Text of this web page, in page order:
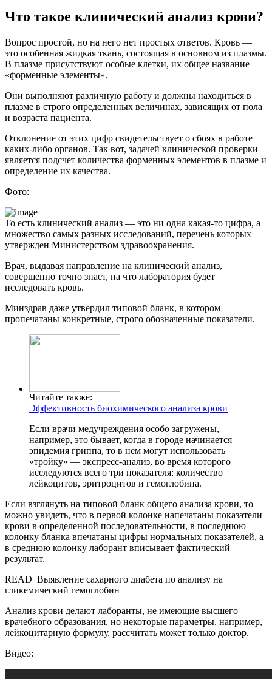
Что такое клинический анализ крови?
Вопрос простой, но на него нет простых ответов. Кровь —
это особенная жидкая ткань, состоящая в основном из плазмы.
В плазме присутствуют особые клетки, их общее название
«форменные элементы».
Они выполняют различную работу и должны находиться в
плазме в строго определенных величинах, зависящих от пола
и возраста пациента.
Отклонение от этих цифр свидетельствует о сбоях в работе
каких-либо органов. Так вот, задачей клинической проверки
является подсчет количества форменных элементов в плазме и
определение их качества.
Фото:
То есть клинический анализ — это ни одна какая-то цифра, а
множество самых разных исследований, перечень которых
утвержден Министерством здравоохранения.
Врач, выдавая направление на клинический анализ,
совершенно точно знает, на что лаборатория будет
исследовать кровь.
Минздрав даже утвердил типовой бланк, в котором
пропечатаны конкретные, строго обозначенные показатели.
Читайте также:
Эффективность биохимического анализа крови
Если врачи медучреждения особо загружены,
например, это бывает, когда в городе начинается
эпидемия гриппа, то в нем могут использовать
«тройку» — экспресс-анализ, во время которого
исследуются всего три показателя: количество
лейкоцитов, эритроцитов и гемоглобина.
Если взглянуть на типовой бланк общего анализа крови, то
можно увидеть, что в первой колонке напечатаны показатели
крови в определенной последовательности, в последнюю
колонку бланка впечатаны цифры нормальных показателей, а
в среднюю колонку лаборант вписывает фактический
результат.
READ Выявление сахарного диабета по анализу на
гликемический гемоглобин
Анализ крови делают лаборанты, не имеющие высшего
врачебного образования, но некоторые параметры, например,
лейкоцитарную формулу, рассчитать может только доктор.
Видео: